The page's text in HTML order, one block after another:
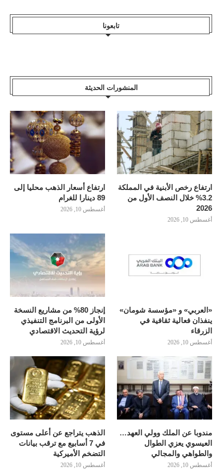
تابعونا
المنشورات الحديثة
ارتفاع رخص الأبنية في المملكة
3.2% خلال النصف الأول من
2026
أغسطس 10, 2026
ارتفاع أسعار الذهب محليا إلى
89 دينارا للغرام
أغسطس 10, 2026
«العربي» و «مؤسسة شومان»
ينفذان فعالية ثقافية في
الزرقاء
أغسطس 10, 2026
إنجاز 80% من مشاريع النسخة
الأولى من البرنامج التنفيذي
لرؤية التحديث الاقتصادي
أغسطس 10, 2026
مندوبا عن الملك وولي العهد…
العيسوي يعزي الطوال
والطواهي والمجالي
أغسطس 10, 2026
الذهب يتراجع عن أعلى مستوى
في 7 أسابيع مع ترقب بيانات
التضخم الأميركية
أغسطس 10, 2026